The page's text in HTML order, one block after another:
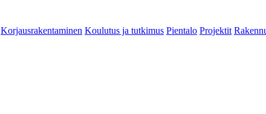
Korjausrakentaminen Koulutus ja tutkimus Pientalo Projektit